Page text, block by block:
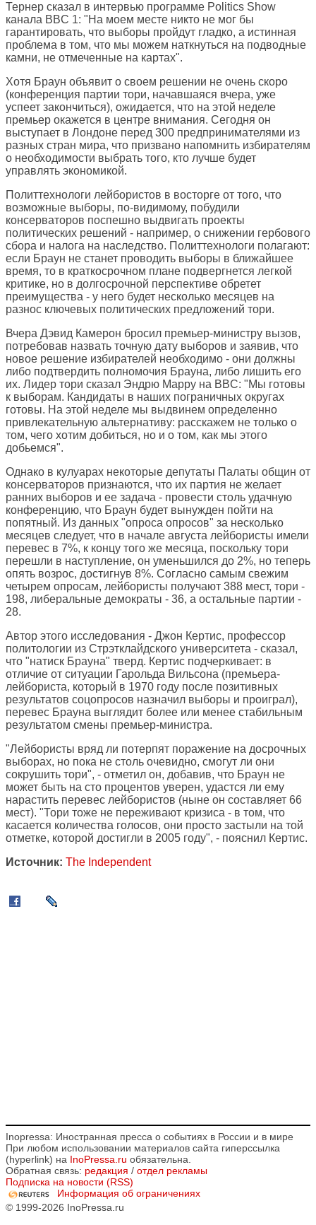
Тернер сказал в интервью программе Politics Show
канала BBC 1: "На моем месте никто не мог бы
гарантировать, что выборы пройдут гладко, а истинная
проблема в том, что мы можем наткнуться на подводные
камни, не отмеченные на картах".
Хотя Браун объявит о своем решении не очень скоро
(конференция партии тори, начавшаяся вчера, уже
успеет закончиться), ожидается, что на этой неделе
премьер окажется в центре внимания. Сегодня он
выступает в Лондоне перед 300 предпринимателями из
разных стран мира, что призвано напомнить избирателям
о необходимости выбрать того, кто лучше будет
управлять экономикой.
Политтехнологи лейбористов в восторге от того, что
возможные выборы, по-видимому, побудили
консерваторов поспешно выдвигать проекты
политических решений - например, о снижении гербового
сбора и налога на наследство. Политтехнологи полагают:
если Браун не станет проводить выборы в ближайшее
время, то в краткосрочном плане подвергнется легкой
критике, но в долгосрочной перспективе обретет
преимущества - у него будет несколько месяцев на
разнос ключевых политических предложений тори.
Вчера Дэвид Камерон бросил премьер-министру вызов,
потребовав назвать точную дату выборов и заявив, что
новое решение избирателей необходимо - они должны
либо подтвердить полномочия Брауна, либо лишить его
их. Лидер тори сказал Эндрю Марру на BBC: "Мы готовы
к выборам. Кандидаты в наших пограничных округах
готовы. На этой неделе мы выдвинем определенно
привлекательную альтернативу: расскажем не только о
том, чего хотим добиться, но и о том, как мы этого
добьемся".
Однако в кулуарах некоторые депутаты Палаты общин от
консерваторов признаются, что их партия не желает
ранних выборов и ее задача - провести столь удачную
конференцию, что Браун будет вынужден пойти на
попятный. Из данных "опроса опросов" за несколько
месяцев следует, что в начале августа лейбористы имели
перевес в 7%, к концу того же месяца, поскольку тори
перешли в наступление, он уменьшился до 2%, но теперь
опять возрос, достигнув 8%. Согласно самым свежим
четырем опросам, лейбористы получают 388 мест, тори -
198, либеральные демократы - 36, а остальные партии -
28.
Автор этого исследования - Джон Кертис, профессор
политологии из Стрэтклайдского университета - сказал,
что "натиск Брауна" тверд. Кертис подчеркивает: в
отличие от ситуации Гарольда Вильсона (премьера-
лейбориста, который в 1970 году после позитивных
результатов соцопросов назначил выборы и проиграл),
перевес Брауна выглядит более или менее стабильным
результатом смены премьер-министра.
"Лейбористы вряд ли потерпят поражение на досрочных
выборах, но пока не столь очевидно, смогут ли они
сокрушить тори", - отметил он, добавив, что Браун не
может быть на сто процентов уверен, удастся ли ему
нарастить перевес лейбористов (ныне он составляет 66
мест). "Тори тоже не переживают кризиса - в том, что
касается количества голосов, они просто застыли на той
отметке, которой достигли в 2005 году", - пояснил Кертис.
Источник: The Independent
Inopressa: Иностранная пресса о событиях в России и в мире
При любом использовании материалов сайта гиперссылка
(hyperlink) на InoPressa.ru обязательна.
Обратная связь: редакция / отдел рекламы
Подписка на новости (RSS)
Информация об ограничениях
© 1999-2026 InoPressa.ru